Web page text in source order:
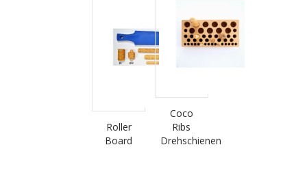
Roller
Board
Coco
Ribs
Drehschienen